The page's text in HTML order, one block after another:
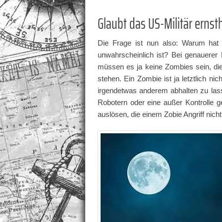
Glaubt das US-Militär
Die Frage ist nun also: Warum hat
unwahrscheinlich ist? Bei
müssen es ja keine Zombies sein,
stehen. Ein Zombie ist ja letztlich
irgendetwas anderem abhalten zu
Robotern oder eine außer Kontrolle
auslösen, die einem Zobie Angriff